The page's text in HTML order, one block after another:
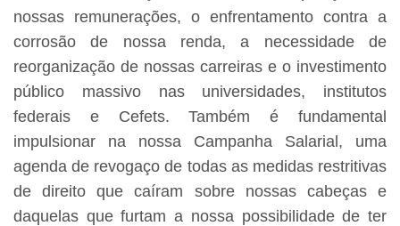
nossas remunerações, o enfrentamento contra a
corrosão de nossa renda, a necessidade de
reorganização de nossas carreiras e o investimento
público massivo nas universidades, institutos
federais e Cefets. Também é fundamental
impulsionar na nossa Campanha Salarial, uma
agenda de revogaço de todas as medidas restritivas
de direito que caíram sobre nossas cabeças e
daquelas que furtam a nossa possibilidade de ter